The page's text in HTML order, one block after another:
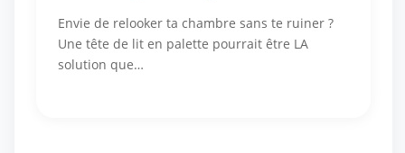
Envie de relooker ta chambre sans te ruiner ?
Une tête de lit en palette pourrait être LA
solution que…